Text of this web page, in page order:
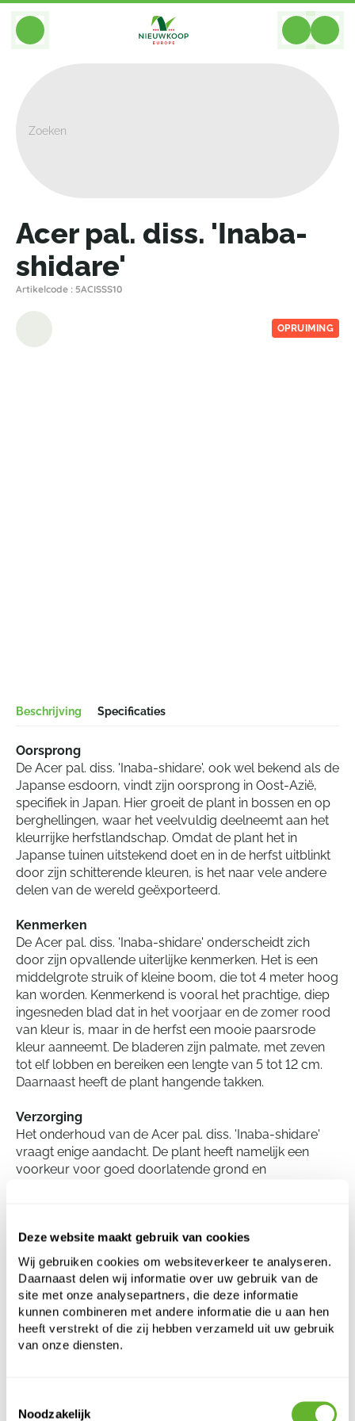
Deze website maakt gebruik van cookies
Wij gebruiken cookies om websiteverkeer te analyseren.
Daarnaast delen wij informatie over uw gebruik van de
site met onze analysepartners, die deze informatie
kunnen combineren met andere informatie die u aan hen
heeft verstrekt of die zij hebben verzameld uit uw gebruik
van onze diensten.
Noodzakelijk
BACK
Acer pal. diss. 'Inaba-
shidare'
Artikelcode : 5ACISSS10
OPRUIMING
Beschrijving Specificaties
Oorsprong
De Acer pal. diss. 'Inaba-shidare', ook wel bekend als de
Japanse esdoorn, vindt zijn oorsprong in Oost-Azië,
specifiek in Japan. Hier groeit de plant in bossen en op
berghellingen, waar het veelvuldig deelneemt aan het
kleurrijke herfstlandschap. Omdat de plant het in
Japanse tuinen uitstekend doet en in de herfst uitblinkt
door zijn schitterende kleuren, is het naar vele andere
delen van de wereld geëxporteerd.
Kenmerken
De Acer pal. diss. 'Inaba-shidare' onderscheidt zich
door zijn opvallende uiterlijke kenmerken. Het is een
middelgrote struik of kleine boom, die tot 4 meter hoog
kan worden. Kenmerkend is vooral het prachtige, diep
ingesneden blad dat in het voorjaar en de zomer rood
van kleur is, maar in de herfst een mooie paarsrode
kleur aanneemt. De bladeren zijn palmate, met zeven
tot elf lobben en bereiken een lengte van 5 tot 12 cm.
Daarnaast heeft de plant hangende takken.
Verzorging
Het onderhoud van de Acer pal. diss. 'Inaba-shidare'
vraagt enige aandacht. De plant heeft namelijk een
voorkeur voor goed doorlatende grond en
kan het nodig zijn om jaarlijks een beetje tuincompost
of bladaarde toe te voegen. Het is aan te bevelen om
de plant tijdens droge periodes van voldoende water
te voorzien. Snoeien is meestal niet nodig, tenzij om de
vorm te behouden of dode takken te verwijderen.
Hoogte: